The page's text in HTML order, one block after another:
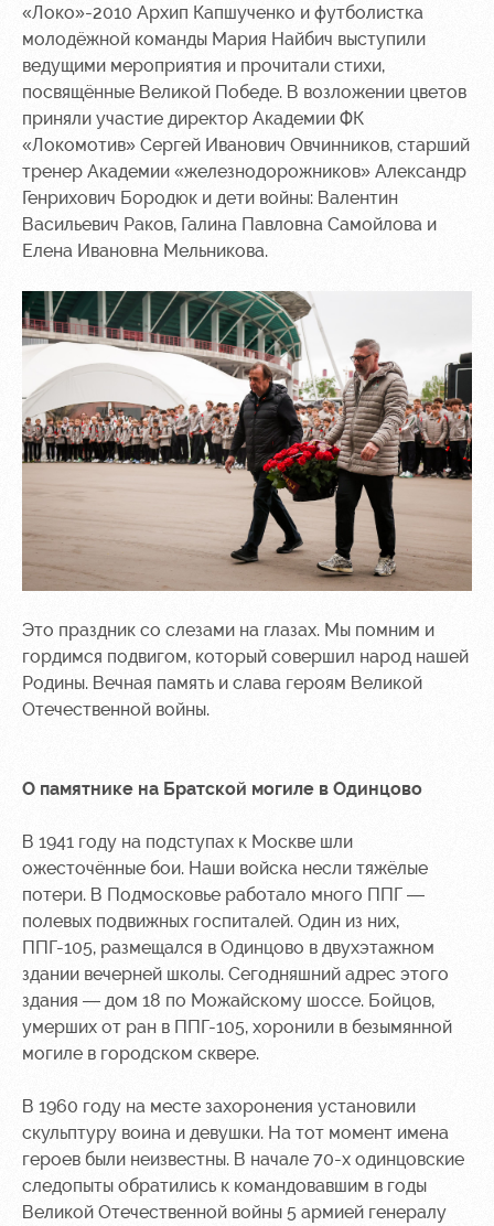
«Локо»-2010 Архип Капшученко и футболистка
молодёжной команды Мария Найбич выступили
ведущими мероприятия и прочитали стихи,
посвящённые Великой Победе. В возложении цветов
приняли участие директор Академии ФК
«Локомотив» Сергей Иванович Овчинников, старший
тренер Академии «железнодорожников» Александр
Генрихович Бородюк и дети войны: Валентин
Васильевич Раков, Галина Павловна Самойлова и
Елена Ивановна Мельникова.
Это праздник со слезами на глазах. Мы помним и
гордимся подвигом, который совершил народ нашей
Родины. Вечная память и слава героям Великой
Отечественной войны.
О памятнике на Братской могиле в Одинцово
В 1941 году на подступах к Москве шли
ожесточённые бои. Наши войска несли тяжёлые
потери. В Подмосковье работало много ППГ —
полевых подвижных госпиталей. Один из них,
ППГ-105, размещался в Одинцово в двухэтажном
здании вечерней школы. Сегодняшний адрес этого
здания — дом 18 по Можайскому шоссе. Бойцов,
умерших от ран в ППГ-105, хоронили в безымянной
могиле в городском сквере.
В 1960 году на месте захоронения установили
скульптуру воина и девушки. На тот момент имена
героев были неизвестны. В начале 70-х одинцовские
следопыты обратились к командовавшим в годы
Великой Отечественной войны 5 армией генералу